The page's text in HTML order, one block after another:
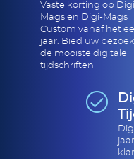
Vaste korting op
Mags en Digi-Mags
Custom vanaf het
jaar. Bied uw
de mooiste digitale
tijdschriften